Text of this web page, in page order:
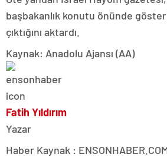
başbakanlık konutu önünde
çıktığını aktardı.
Kaynak: Anadolu Ajansı (AA)
Fatih Yıldırım
Yazar
Haber Kaynak :